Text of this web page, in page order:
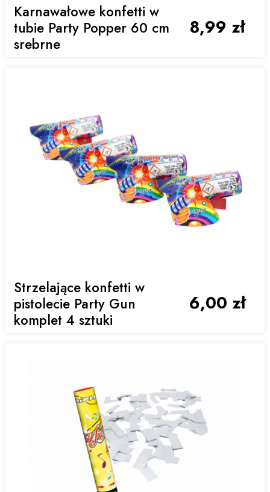
Karnawałowe konfetti w
tubie Party Popper 60 cm
srebrne
8,99 zł
Strzelające konfetti w
pistolecie Party Gun
komplet 4 sztuki
6,00 zł